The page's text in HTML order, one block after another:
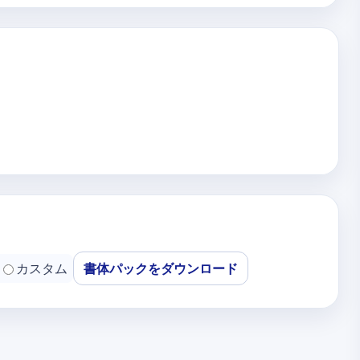
カスタム 書体パックをダウンロード